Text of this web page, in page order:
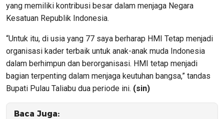
yang memiliki kontribusi besar dalam menjaga Negara
Kesatuan Republik Indonesia.
“Untuk itu, di usia yang 77 saya berharap HMI Tetap menjadi
organisasi kader terbaik untuk anak-anak muda Indonesia
dalam berhimpun dan berorganisasi. HMI tetap menjadi
bagian terpenting dalam menjaga keutuhan bangsa,” tandas
Bupati Pulau Taliabu dua periode ini. (sin)
Baca Juga: